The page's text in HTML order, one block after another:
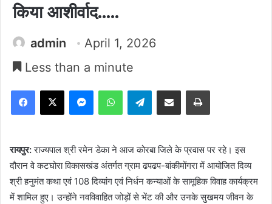
किया आशीर्वाद…..
admin
April 1, 2026
Less than a minute
Facebook
X MessengerWhatsAppTelegramShare via Email Print
रायपुर:राज्यपाल श्री रमेन डेका ने आज कोरबा जिले के प्रवास पर रहे। इस
दौरान वे कटघोरा विकासखंड अंतर्गत ग्राम ढपढप-बांकीमोंगरा में आयोजित दिव्य
श्री हनुमंत कथा एवं 108 दिव्यांग एवं निर्धन कन्याओं के सामूहिक विवाह कार्यक्रम
में शामिल हुए। उन्होंने नवविवाहित जोड़ों से भेंट की और उनके सुखमय जीवन के